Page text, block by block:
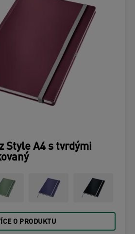
Style A4 s tvrdými
O PRODUKTU